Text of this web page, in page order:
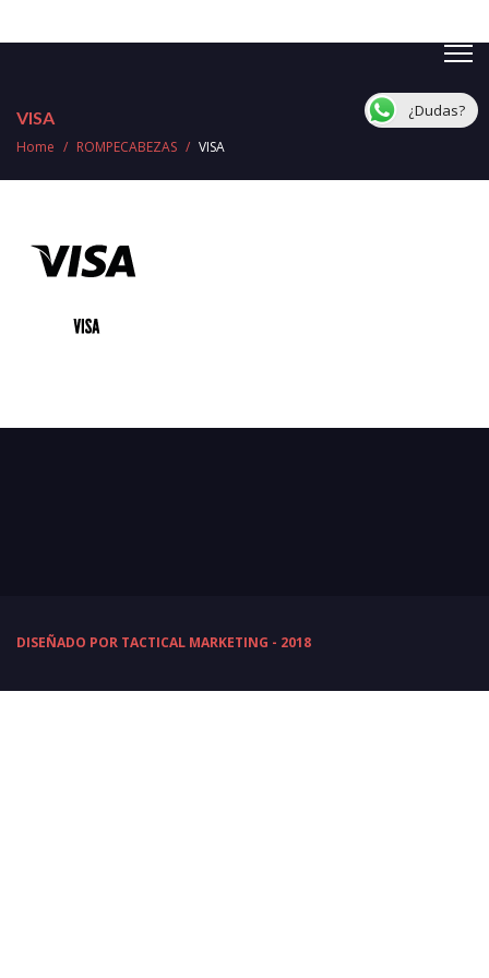
VISA
Home / ROMPECABEZAS / VISA
DISEÑADO POR TACTICAL MARKETING - 2018
¿Dudas?